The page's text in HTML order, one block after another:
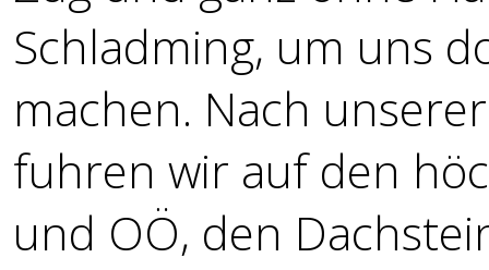
Schladming, um uns
machen. Nach
fuhren wir auf den
und OÖ, den